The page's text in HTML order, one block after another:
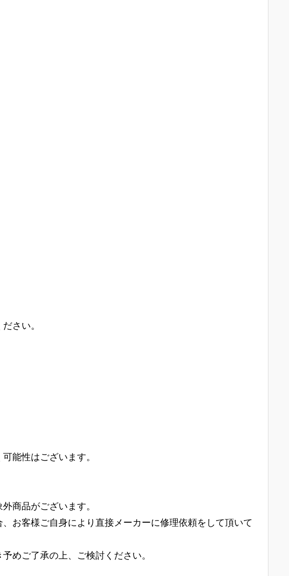
さい。
能性はございます。
商品がございます。
お客様ご自身により直接メーカーに修理依頼をして頂いて
めご了承の上、ご検討ください。